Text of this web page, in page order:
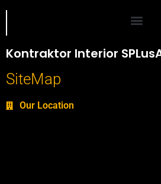
Kontraktor Interior
SiteMap
Our Location